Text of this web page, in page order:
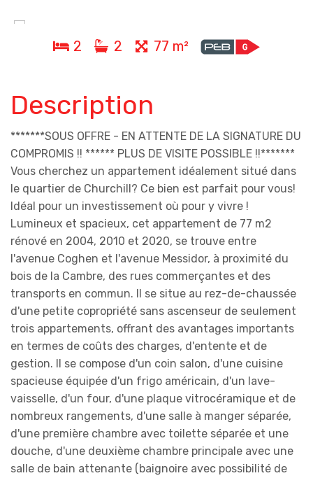
2 2 77 m²
Description
*******SOUS OFFRE - EN ATTENTE DE LA SIGNATURE DU
COMPROMIS !! ****** PLUS DE VISITE POSSIBLE !!*******
Vous cherchez un appartement idéalement situé dans
le quartier de Churchill? Ce bien est parfait pour vous!
Idéal pour un investissement où pour y vivre !
Lumineux et spacieux, cet appartement de 77 m2
rénové en 2004, 2010 et 2020, se trouve entre
l'avenue Coghen et l'avenue Messidor, à proximité du
bois de la Cambre, des rues commerçantes et des
transports en commun. Il se situe au rez-de-chaussée
d'une petite copropriété sans ascenseur de seulement
trois appartements, offrant des avantages importants
en termes de coûts des charges, d'entente et de
gestion. Il se compose d'un coin salon, d'une cuisine
spacieuse équipée d'un frigo américain, d'un lave-
vaisselle, d'un four, d'une plaque vitrocéramique et de
nombreux rangements, d'une salle à manger séparée,
d'une première chambre avec toilette séparée et une
douche, d'une deuxième chambre principale avec une
salle de bain attenante (baignoire avec possibilité de